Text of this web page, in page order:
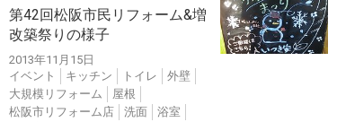
第42回松阪市民リフォーム&増
改築祭りの様子
2013年11月15日
イベント
キッチン トイレ
外壁
大規模リフォーム
屋根
松阪市リフォーム店
洗面
浴室